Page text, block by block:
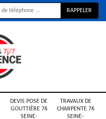
DEVIS POSE DE
GOUTTIÈRE 76
SEINE-
TRAVAUX DE
CHARPENTE 76
SEINE-